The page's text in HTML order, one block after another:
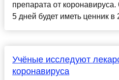
препарата от
5 дней будет иметь ценник в
Учёные исследуют
коронавируса